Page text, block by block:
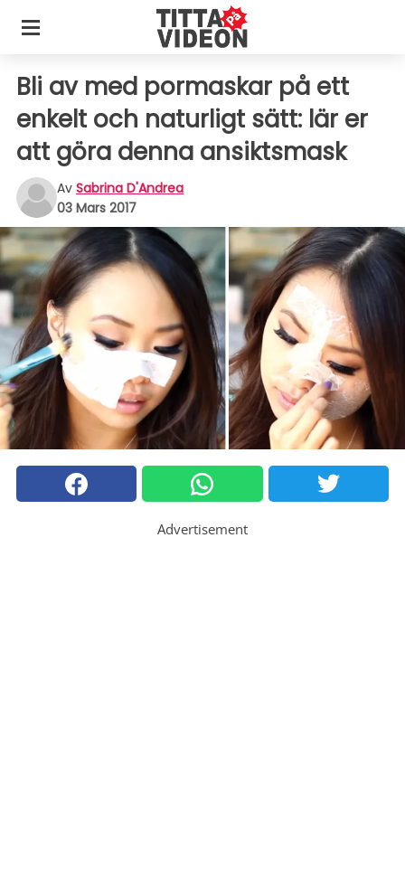
Bli av med pormaskar på ett
enkelt och naturligt sätt: lär er
att göra denna ansiktsmask
Av Sabrina D'Andrea
03 Mars 2017
Advertisement